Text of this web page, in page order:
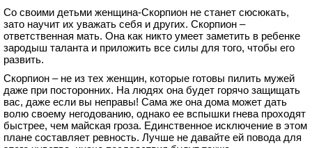
Со своими детьми женщина-Скорпион не станет сюсюкать,
зато научит их уважать себя и других. Скорпион –
ответственная мать. Она как никто умеет заметить в ребенке
зародыш таланта и приложить все силы для того, чтобы его
развить.
Скорпион – не из тех женщин, которые готовы пилить мужей
даже при посторонних. На людях она будет горячо защищать
вас, даже если вы неправы! Сама же она дома может дать
волю своему негодованию, однако ее вспышки гнева проходят
быстрее, чем майская гроза. Единственное исключение в этом
плане составляет ревность. Лучше не давайте ей повода для